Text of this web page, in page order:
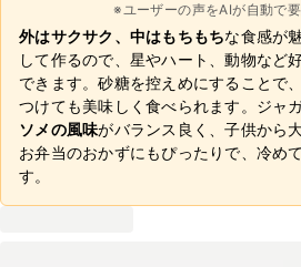
※ユーザーの声をAIが自動で
外はサクサク、中はもちもちな食感が
して作るので、星やハート、動物など
できます。砂糖を控えめにすることで
つけても美味しく食べられます。ジャ
ソメの風味がバランス良く、子供から
お弁当のおかずにもぴったりで、冷め
す。